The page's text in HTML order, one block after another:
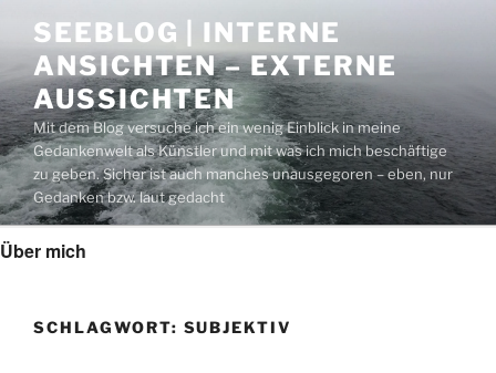
Inhalt
springen
SEEBLOG | INTERNE
ANSICHTEN – EXTERNE
AUSSICHTEN
Mit dem Blog versuche ich ein wenig Einblick in meine
Gedankenwelt als Künstler und mit was ich mich beschäftige
zu geben. Sicher ist auch manches unausgegoren – eben, nur
Gedanken bzw. laut gedacht
Über mich
SCHLAGWORT: SUBJEKTIV